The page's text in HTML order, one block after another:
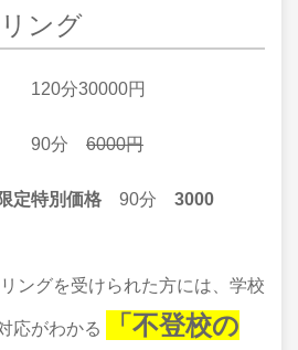
ング
120分30000円
グ 90分 6000円
限定特別価格 90分
3000
ングを受けられた方には、学校
応がわかる
「不登校の